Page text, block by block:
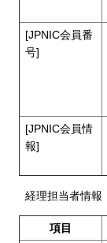
[JPNIC会員番
号]
[JPNIC会員情
報]
経理担当者情報
項目